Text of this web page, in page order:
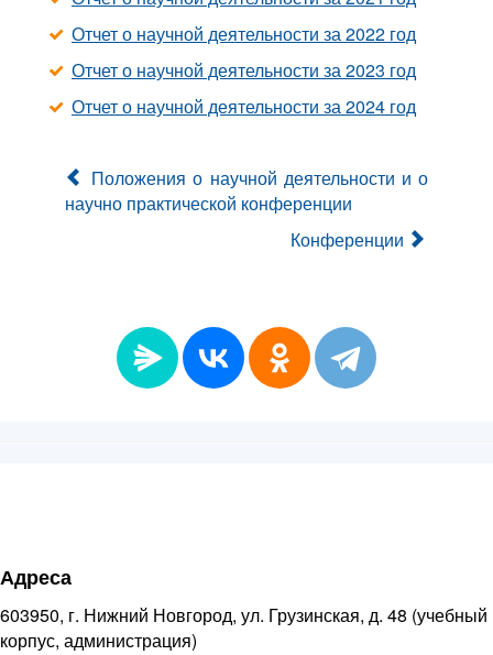
Отчет о научной деятельности за 2022 год
Отчет о научной деятельности за 2023 год
Отчет о научной деятельности за 2024 год
Положения о научной деятельности и о
научно практической конференции
Конференции
Адреса
603950, г. Нижний Новгород, ул. Грузинская, д. 48 (учебный
корпус, администрация)